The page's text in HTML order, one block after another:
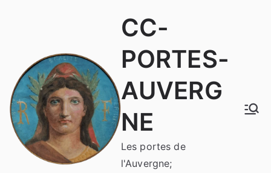
CC-
PORTES-
AUVERG
NE
Les portes de
l'Auvergne;